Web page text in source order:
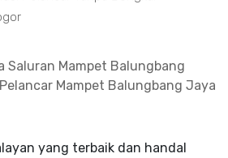
Saluran Mampet Balungbang
Mampet Balungbang Jaya
yang terbaik dan handal